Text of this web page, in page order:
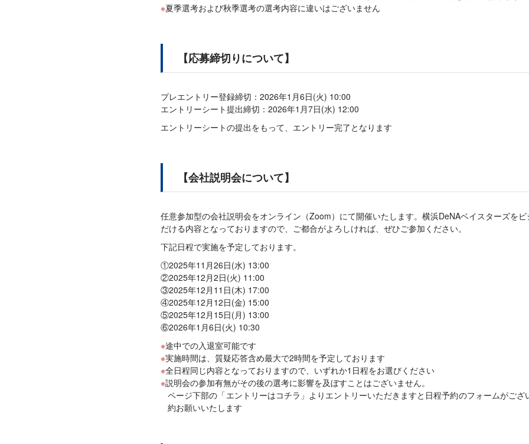
夏季選考および秋季選考の選考内容に違いはございません
【応募締切りについて】
プレエントリー登録締切：2026年1月6日(火) 10:00
エントリーシート提出締切：2026年1月7日(水) 12:00
エントリーシートの提出をもって、エントリー完了となります
【会社説明会について】
任意参加型の会社説明会をオンライン（Zoom）にて開催いたします。横浜DeNAベイスターズを
だける内容となっておりますので、ご都合がよろしければ、ぜひご参加ください。
下記日程で実施を予定しております。
①2025年11月26日(水) 13:00
②2025年12月2日(火) 11:00
③2025年12月11日(木) 17:00
④2025年12月12日(金) 15:00
⑤2025年12月15日(月) 13:00
⑥2026年1月6日(火) 10:30
途中での入退室可能です
実施時間は、質疑応答含め最大で2時間を予定しております
全日程同じ内容となっておりますので、いずれか1日程をお選びください
説明会の参加有無がその後の選考に影響を及ぼすことはございません。
ページ下部の「エントリーはコチラ」よりエントリーいただきますと日程予約のフォームがご
約お願いいたします